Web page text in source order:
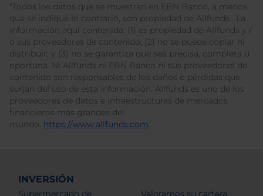
*Todos los datos que se muestran en EBN Banco, a menos
que se indique lo contrario, son propiedad de Allfunds . La
información aquí contenida: (1) es propiedad de Allfunds y /
o sus proveedores de contenido; (2) no se puede copiar ni
distribuir; y (3) no se garantiza que sea precisa, completa u
oportuna. Ni Allfunds ni EBN Banco ni sus proveedores de
contenido son responsables de los daños o pérdidas que
surjan del uso de esta información. Allfunds es uno de los
proveedores de datos e infraestructuras de mercados
financieros más grandes del
mundo. https://www.allfunds.com.
INVERSIÓN
Supermercado de
Valoramos su cartera